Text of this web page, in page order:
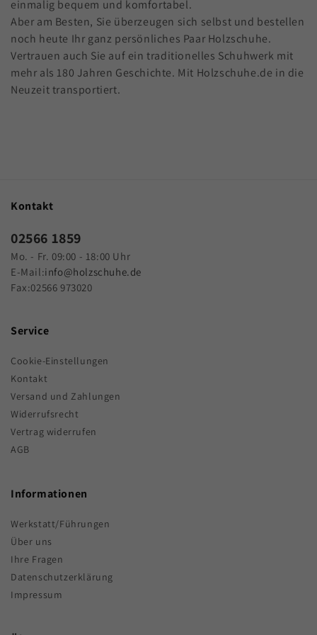
e
:
einmalig bequem und komfortabel.
Aber am Besten, Sie überzeugen sich selbst und bestellen
noch heute Ihr ganz persönliches Paar Holzschuhe.
Vertrauen auch Sie auf ein traditionelles Schuhwerk mit
mehr als 180 Jahren Geschichte. Mit Holzschuhe.de in die
Neuzeit transportiert.
Kontakt
02566 1859
Mo. - Fr. 09:00 - 18:00 Uhr
E-Mail:info@holzschuhe.de
Fax:02566 973020
Service
Cookie-Einstellungen
Kontakt
Versand und Zahlungen
Widerrufsrecht
Vertrag widerrufen
AGB
Informationen
Werkstatt/Führungen
Über uns
Ihre Fragen
Datenschutzerklärung
Impressum